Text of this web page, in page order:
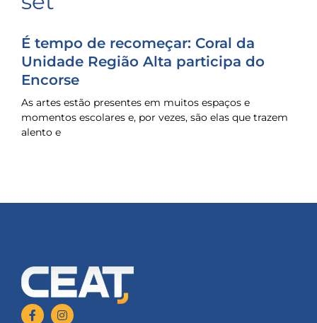
É tempo de recomeçar: Coral da
Unidade Região Alta participa do
Encorse
As artes estão presentes em muitos espaços e
momentos escolares e, por vezes, são elas que trazem
alento e